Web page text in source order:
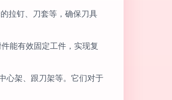
拉钉、刀套等，确保刀具
能有效固定工件，实现复
心架、跟刀架等。它们对于